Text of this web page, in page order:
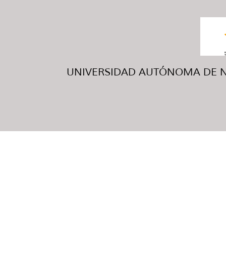
UNIVERSIDAD AUTÓNOMA DE